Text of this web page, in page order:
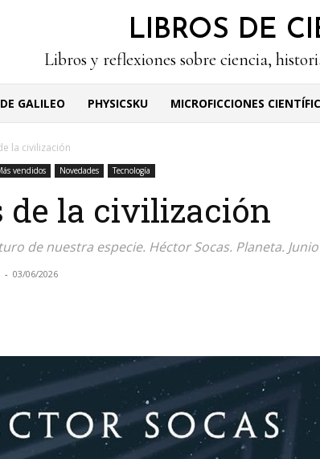
LIBROS DE
Libros y reflexiones sobre ciencia,
GALILEO PHYSICSKU MICROFICCIONES
la civilización
vendidos Novedades Tecnología
de la civilización
de nuestra especie. Héctor Socas. Planeta. Junio
- 03/06/2026